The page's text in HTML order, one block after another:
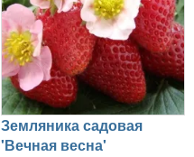
Земляника садовая
'Вечная весна'